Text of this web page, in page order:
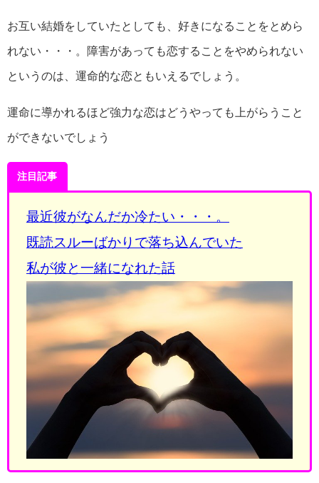
お互い結婚をしていたとしても、好きになることをとめら
れない・・・。障害があっても恋することをやめられない
というのは、運命的な恋ともいえるでしょう。
運命に導かれるほど強力な恋はどうやっても上がらうこと
ができないでしょう
注目記事
最近彼がなんだか冷たい・・・。
既読スルーばかりで落ち込んでいた
私が彼と一緒になれた話